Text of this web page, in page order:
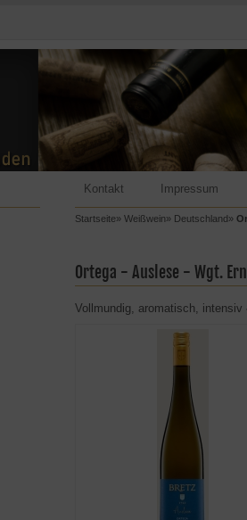
Kontakt Impressum
Startseite» Weißwein» Deutschland»
Ortega - Auslese - Wgt.
Vollmundig, aromatisch, intensiv